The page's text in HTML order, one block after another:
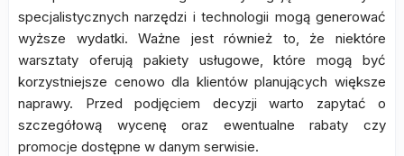
specjalistycznych narzędzi i technologii mogą generować
wyższe wydatki. Ważne jest również to, że niektóre
warsztaty oferują pakiety usługowe, które mogą być
korzystniejsze cenowo dla klientów planujących większe
naprawy. Przed podjęciem decyzji warto zapytać o
szczegółową wycenę oraz ewentualne rabaty czy
promocje dostępne w danym serwisie.